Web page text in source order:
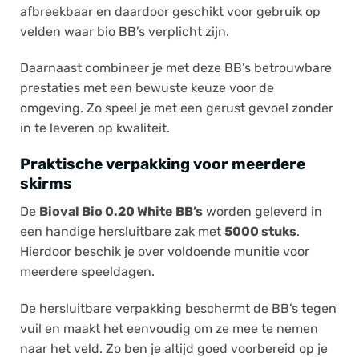
afbreekbaar en daardoor geschikt voor gebruik op
velden waar bio BB’s verplicht zijn.
Daarnaast combineer je met deze BB’s betrouwbare
prestaties met een bewuste keuze voor de
omgeving. Zo speel je met een gerust gevoel zonder
in te leveren op kwaliteit.
Praktische verpakking voor meerdere
skirms
De Bioval Bio 0.20 White BB’s worden geleverd in
een handige hersluitbare zak met 5000 stuks.
Hierdoor beschik je over voldoende munitie voor
meerdere speeldagen.
De hersluitbare verpakking beschermt de BB’s tegen
vuil en maakt het eenvoudig om ze mee te nemen
naar het veld. Zo ben je altijd goed voorbereid op je